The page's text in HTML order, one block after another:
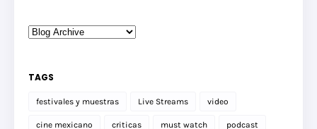
TAGS
festivales y muestras Live Streams video
cine mexicano criticas must watch podcast